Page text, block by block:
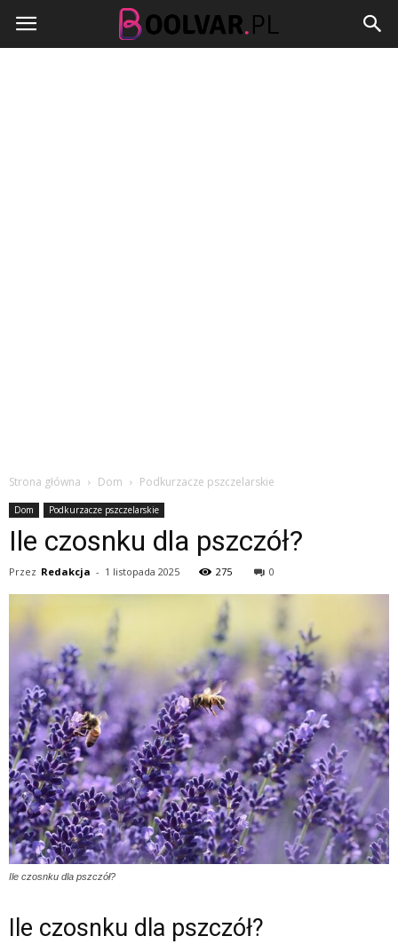
Boolvar.pl
Strona główna Dom Podkurzacze pszczelarskie
Dom Podkurzacze pszczelarskie
Ile czosnku dla pszczół?
Przez Redakcja - 1 listopada 2025 275 0
Ile czosnku dla pszczół?
Ile czosnku dla pszczół?